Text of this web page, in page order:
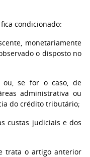
condicionado:
monetariamente
o disposto no
ou, se for o caso, de
administrativa ou
do crédito tributário;
custas judiciais e dos
trata o artigo anterior